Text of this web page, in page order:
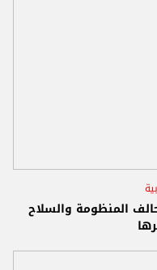
المنظومة والسلاح